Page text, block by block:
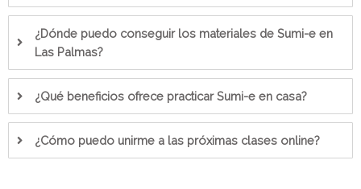
¿Dónde puedo conseguir los materiales de Sumi-e en
Las Palmas?
¿Qué beneficios ofrece practicar Sumi-e en casa?
¿Cómo puedo unirme a las próximas clases online?